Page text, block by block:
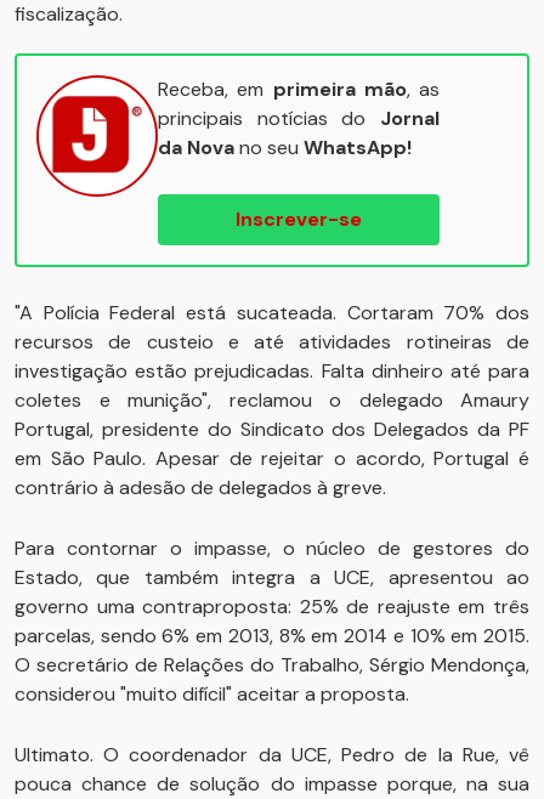
fiscalização.
Receba, em primeira mão, as
principais notícias do Jornal
da Novano seu WhatsApp!
Inscrever-se
"A Polícia Federal está sucateada. Cortaram 70% dos
recursos de custeio e até atividades rotineiras de
investigação estão prejudicadas. Falta dinheiro até para
coletes e munição", reclamou o delegado Amaury
Portugal, presidente do Sindicato dos Delegados da PF
em São Paulo. Apesar de rejeitar o acordo, Portugal é
contrário à adesão de delegados à greve.
Para contornar o impasse, o núcleo de gestores do
Estado, que também integra a UCE, apresentou ao
governo uma contraproposta: 25% de reajuste em três
parcelas, sendo 6% em 2013, 8% em 2014 e 10% em 2015.
O secretário de Relações do Trabalho, Sérgio Mendonça,
considerou "muito difícil" aceitar a proposta.
Ultimato. O coordenador da UCE, Pedro de la Rue, vê
pouca chance de solução do impasse porque, na sua